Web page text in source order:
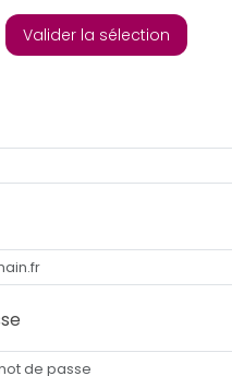
Valider la sélection